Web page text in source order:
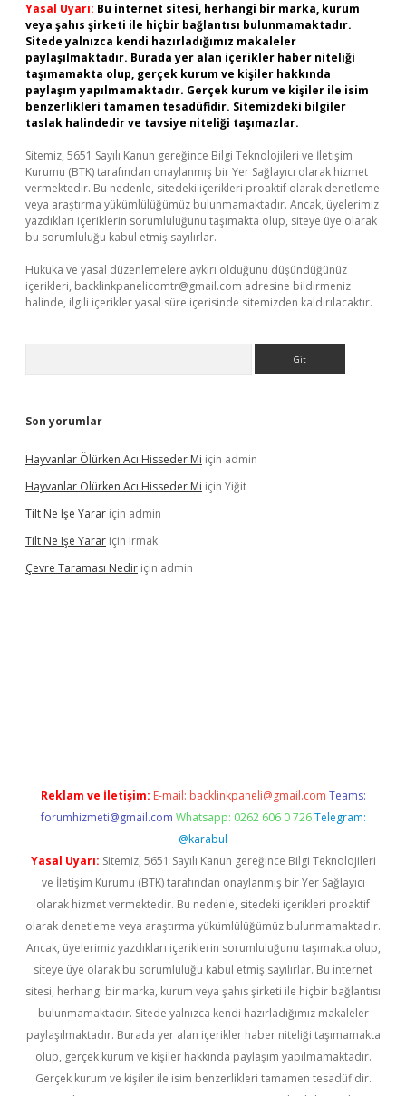
Yasal Uyarı: Bu internet sitesi, herhangi bir marka, kurum
veya şahıs şirketi ile hiçbir bağlantısı bulunmamaktadır.
Sitede yalnızca kendi hazırladığımız makaleler
paylaşılmaktadır. Burada yer alan içerikler haber niteliği
taşımamakta olup, gerçek kurum ve kişiler hakkında
paylaşım yapılmamaktadır. Gerçek kurum ve kişiler ile isim
benzerlikleri tamamen tesadüfidir. Sitemizdeki bilgiler
taslak halindedir ve tavsiye niteliği taşımazlar.
Sitemiz, 5651 Sayılı Kanun gereğince Bilgi Teknolojileri ve İletişim
Kurumu (BTK) tarafından onaylanmış bir Yer Sağlayıcı olarak hizmet
vermektedir. Bu nedenle, sitedeki içerikleri proaktif olarak denetleme
veya araştırma yükümlülüğümüz bulunmamaktadır. Ancak, üyelerimiz
yazdıkları içeriklerin sorumluluğunu taşımakta olup, siteye üye olarak
bu sorumluluğu kabul etmiş sayılırlar.
Hukuka ve yasal düzenlemelere aykırı olduğunu düşündüğünüz
içerikleri, backlinkpanelicomtr@gmail.com adresine bildirmeniz
halinde, ilgili içerikler yasal süre içerisinde sitemizden kaldırılacaktır.
Son yorumlar
Hayvanlar Ölürken Acı Hisseder Mi için admin
Hayvanlar Ölürken Acı Hisseder Mi için Yiğit
Tilt Ne Işe Yarar için admin
Tilt Ne Işe Yarar için Irmak
Çevre Taraması Nedir için admin
Reklam ve İletişim: E-mail: backlinkpaneli@gmail.com Teams:
forumhizmeti@gmail.com Whatsapp: 0262 606 0 726 Telegram:
@karabul
Yasal Uyarı: Sitemiz, 5651 Sayılı Kanun gereğince Bilgi Teknolojileri
ve İletişim Kurumu (BTK) tarafından onaylanmış bir Yer Sağlayıcı
olarak hizmet vermektedir. Bu nedenle, sitedeki içerikleri proaktif
olarak denetleme veya araştırma yükümlülüğümüz bulunmamaktadır.
Ancak, üyelerimiz yazdıkları içeriklerin sorumluluğunu taşımakta olup,
siteye üye olarak bu sorumluluğu kabul etmiş sayılırlar. Bu internet
sitesi, herhangi bir marka, kurum veya şahıs şirketi ile hiçbir bağlantısı
bulunmamaktadır. Sitede yalnızca kendi hazırladığımız makaleler
paylaşılmaktadır. Burada yer alan içerikler haber niteliği taşımamakta
olup, gerçek kurum ve kişiler hakkında paylaşım yapılmamaktadır.
Gerçek kurum ve kişiler ile isim benzerlikleri tamamen tesadüfidir.